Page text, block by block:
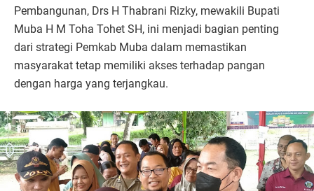
Pembangunan, Drs H Thabrani Rizky, mewakili Bupati
Muba H M Toha Tohet SH, ini menjadi bagian penting
dari strategi Pemkab Muba dalam memastikan
masyarakat tetap memiliki akses terhadap pangan
dengan harga yang terjangkau.